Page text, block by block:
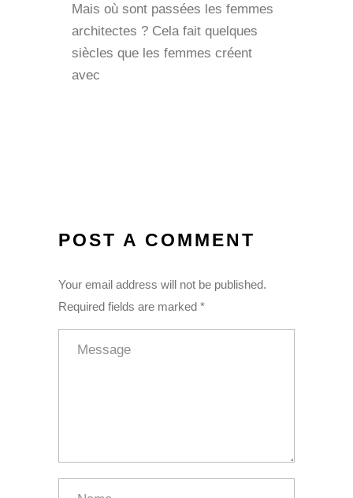
Mais où sont passées les femmes
architectes ? Cela fait quelques
siècles que les femmes créent
avec
POST A COMMENT
Your email address will not be published.
Required fields are marked *